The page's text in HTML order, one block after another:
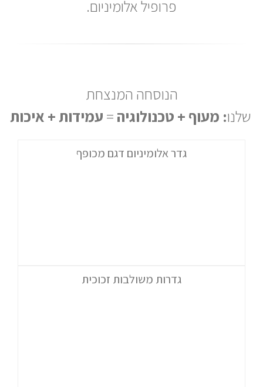
פרופיל אלומיניום.
הנוסחה המנצחת
שלנו: מעוף + טכנולוגיה = עמידות + איכות
גדר אלומיניום דגם מכופף
גדרות משולבות זכוכית